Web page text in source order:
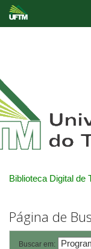
Biblioteca Digital de
Página de
Buscar em: